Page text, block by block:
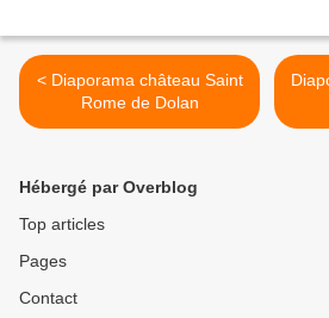
< Diaporama château Saint
Rome de Dolan
Hébergé par Overblog
Top articles
Pages
Contact